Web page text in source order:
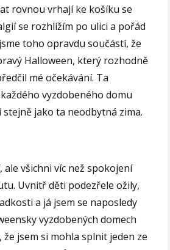
rovnou vrhají ke košíku se
se rozhlížím po ulici a pořád
toho opravdu součástí, že
Halloween, který rozhodně
mé očekávání. Ta
vyzdobeného domu
stejně jako ta neodbytná zima.
všichni víc než spokojení
Uvnitř děti podezřele ožily,
a já jsem se naposledy
vyzdobených domech
jsem si mohla splnit jeden ze